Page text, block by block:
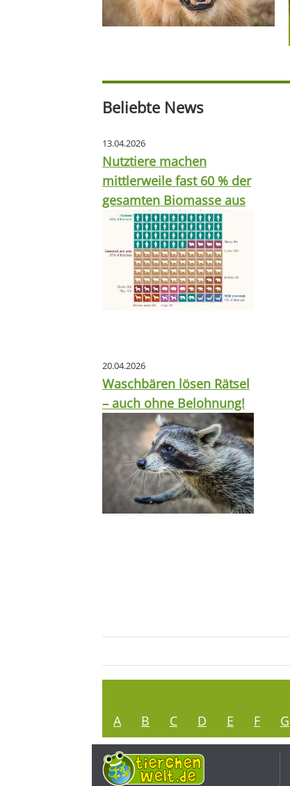
Beliebte News
13.04.2026
Nutztiere machen
mittlerweile fast 60 % der
gesamten Biomasse aus
20.04.2026
Waschbären lösen Rätsel
– auch ohne Belohnung!
A B C D E F G